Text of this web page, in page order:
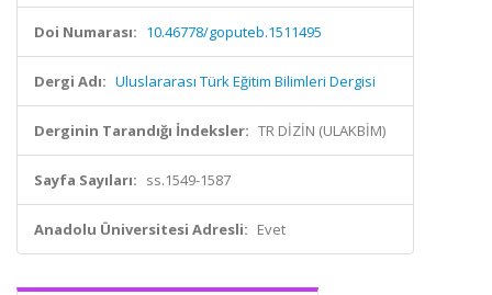
Doi Numarası: 10.46778/goputeb.1511495
Dergi Adı: Uluslararası Türk Eğitim Bilimleri Dergisi
Derginin Tarandığı İndeksler: TR DİZİN (ULAKBİM)
Sayfa Sayıları: ss.1549-1587
Anadolu Üniversitesi Adresli: Evet